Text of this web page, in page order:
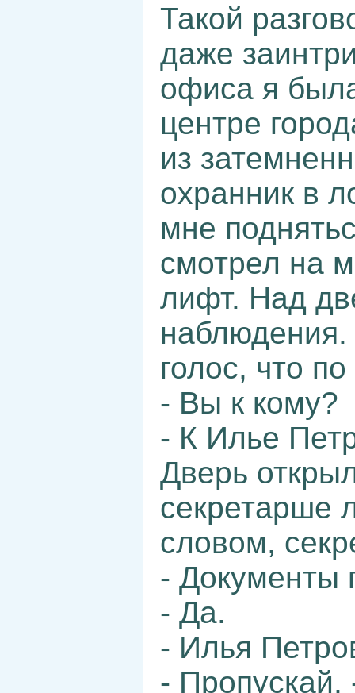
Такой
даже
офиса я
центре
из
охранник в
мне
смотрел на
лифт. Над
голос, что
- Вы к кому?
- К Илье
Дверь
секретарше
словом,
- Документы
- Да.
- Илья
-